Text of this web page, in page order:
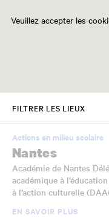
FILTRER LES LIEUX
Actions en milieu scolaire
Nantes
Académie de Nantes
académique à
à l’action culturelle
EN SAVOIR PLUS